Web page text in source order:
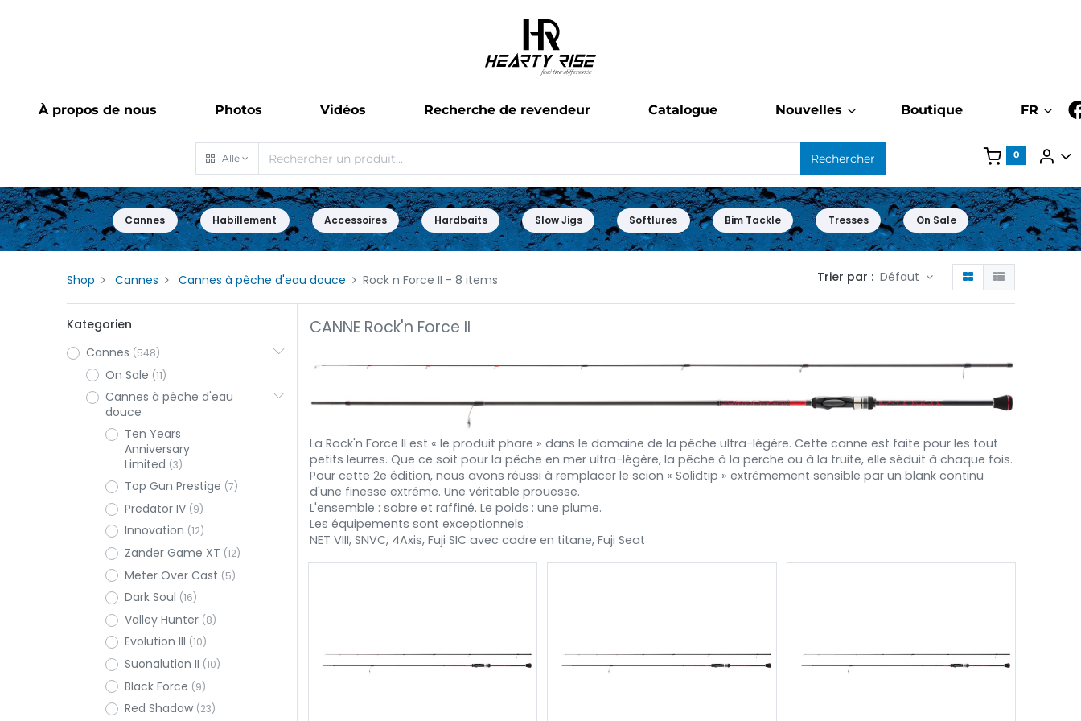
À propos de nous Photos Vidéos Recherche de revendeur Catalogue Nouvelles Boutique FR
Alle Rechercher 0
Cannes Habillement Accessoires Hardbaits Slow Jigs Softlures Bim Tackle Tresses On Sale
Shop Cannes Cannes à pêche d'eau douce Rock n Force II - 8 items Trier par : Défaut
Kategorien
Cannes (548)
On Sale (11)
Cannes à pêche d'eau
douce
Ten Years
Anniversary
Limited (3)
Top Gun Prestige (7)
Predator IV (9)
Innovation (12)
Zander Game XT (12)
Meter Over Cast (5)
Dark Soul (16)
Valley Hunter (8)
Evolution III (10)
Suonalution II (10)
Black Force (9)
Red Shadow (23)
CANNE Rock'n Force II
La Rock'n Force II est « le produit phare » dans le domaine de la pêche ultra-légère. Cette canne est faite pour les tout
petits leurres. Que ce soit pour la pêche en mer ultra-légère, la pêche à la perche ou à la truite, elle séduit à chaque fois.
Pour cette 2e édition, nous avons réussi à remplacer le scion « Solidtip » extrêmement sensible par un blank continu
d'une finesse extrême. Une véritable prouesse.
L'ensemble : sobre et raffiné. Le poids : une plume.
Les équipements sont exceptionnels :
NET VIII, SNVC, 4Axis, Fuji SIC avec cadre en titane, Fuji Seat